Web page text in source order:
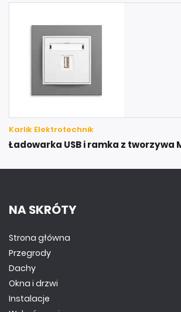
Karlik Elektrotechnik
Ładowarka USB i ramka z tworzywa
NA SKRÓTY
Strona główna
Przegrody
Dachy
Okna i drzwi
Instalacje